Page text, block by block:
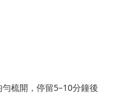
梳開，停留5–10分鐘後